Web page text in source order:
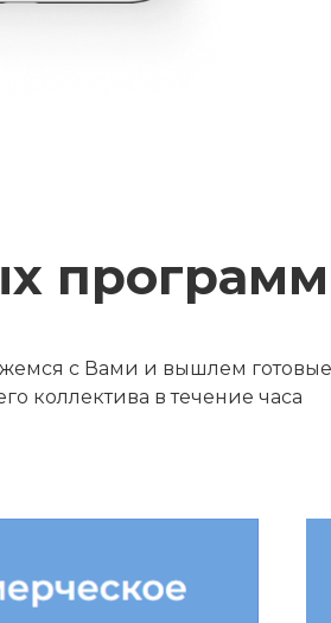
с Вами и вышлем готовые
коллектива в течение часа